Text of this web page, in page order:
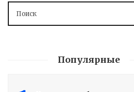
Популярные